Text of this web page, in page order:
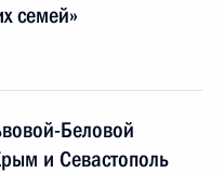
семей»
Беловой
и Севастополь